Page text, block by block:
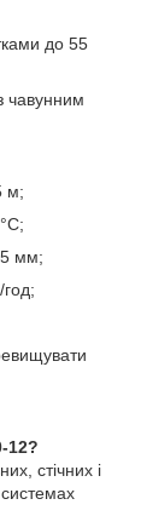
до 55
чавунним
м;
мм;
12?
стічних і